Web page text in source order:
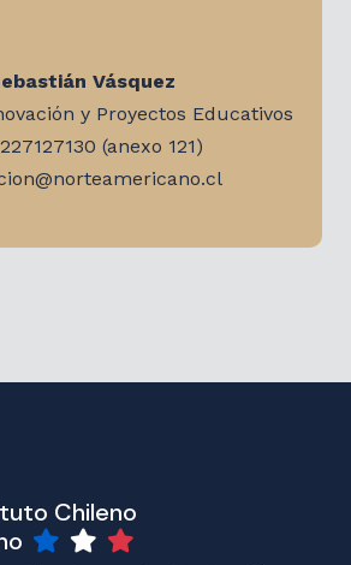
Vásquez
y Proyectos Educativos
(anexo 121)
Chileno